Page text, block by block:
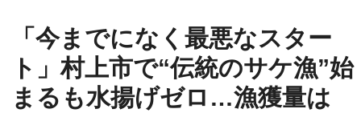
「今までになく最悪なスター
ト」村上市で“伝統のサケ漁”始
まるも水揚げゼロ…漁獲量は